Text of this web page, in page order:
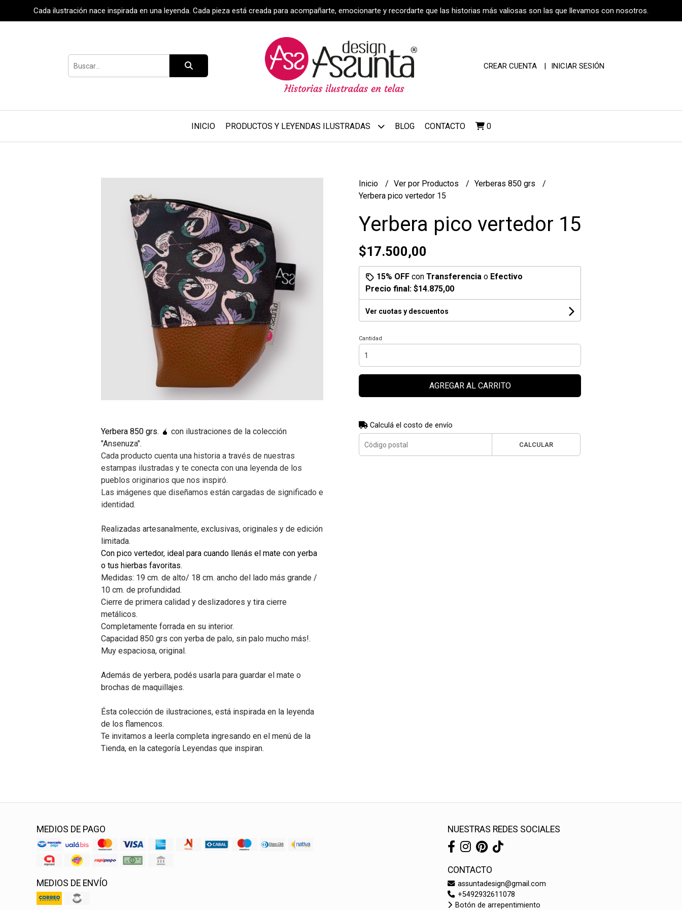
Cada ilustración nace inspirada en una leyenda. Cada pieza está creada para acompañarte, emocionarte y recordarte que las historias más valiosas son las que llevamos con nosotros.
CREAR CUENTA INICIAR SESIÓN
INICIO PRODUCTOS Y LEYENDAS ILUSTRADAS BLOG CONTACTO 0
Yerbera 850 grs. 🧉 con ilustraciones de la colección
"Ansenuza".
Cada producto cuenta una historia a través de nuestras
estampas ilustradas y te conecta con una leyenda de los
pueblos originarios que nos inspiró.
Las imágenes que diseñamos están cargadas de significado e
identidad.
Realizadas artesanalmente, exclusivas, originales y de edición
limitada.
Con pico vertedor, ideal para cuando llenás el mate con yerba
o tus hierbas favoritas.
Medidas: 19 cm. de alto/ 18 cm. ancho del lado más grande /
10 cm. de profundidad.
Cierre de primera calidad y deslizadores y tira cierre
metálicos.
Completamente forrada en su interior.
Capacidad 850 grs con yerba de palo, sin palo mucho más!.
Muy espaciosa, original.
Además de yerbera, podés usarla para guardar el mate o
brochas de maquillajes.
Ésta colección de ilustraciones, está inspirada en la leyenda
de los flamencos.
Te invitamos a leerla completa ingresando en el menú de la
Tienda, en la categoría Leyendas que inspiran.
Inicio Ver por Productos
Yerberas 850 grs
Yerbera pico vertedor 15
Yerbera pico vertedor 15
$17.500,00
15% OFF con Transferencia o Efectivo
Precio final: $14.875,00
Ver cuotas y descuentos
Cantidad
AGREGAR AL CARRITO
Calculá el costo de envío
CALCULAR
MEDIOS DE PAGO
MEDIOS DE ENVÍO
NUESTRAS REDES SOCIALES
CONTACTO
assuntadesign@gmail.com
+5492932611078
Botón de arrepentimiento